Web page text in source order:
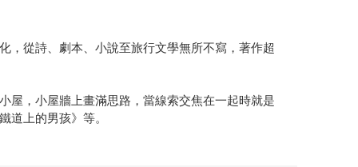
，從詩、劇本、小說至旅行文學無所不寫，著作超
屋，小屋牆上畫滿思路，當線索交焦在一起時就是
道上的男孩》等。